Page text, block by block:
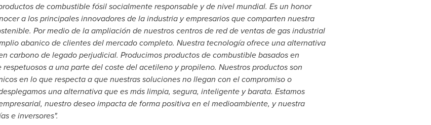
de combustible fósil socialmente responsable y de nivel mundial. Es un honor
a los principales innovadores de la industria y empresarios que comparten nuestra
Por medio de la ampliación de nuestros centros de red de ventas de gas industrial
abanico de clientes del mercado completo. Nuestra tecnología ofrece una alternativa
carbono de legado perjudicial. Producimos productos de combustible basados en
a una parte del coste del acetileno y propileno. Nuestros productos son
en lo que respecta a que nuestras soluciones no llegan con el compromiso o
una alternativa que es más limpia, segura, inteligente y barata. Estamos
nuestro deseo impacta de forma positiva en el medioambiente, y nuestra
e inversores".